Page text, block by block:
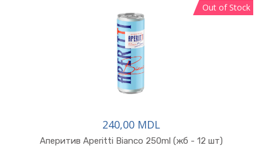
Out of Stock
240,00 MDL
Аперитив Aperitti Bianco 250ml (жб - 12 шт)